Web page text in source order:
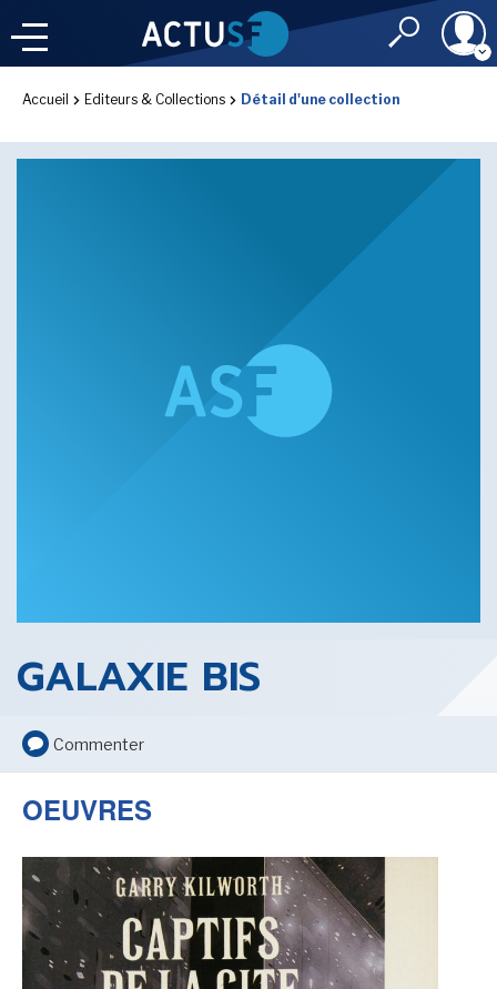
Identifiant
LES UTOPIALES 2025
CINÉMA ET SÉRIES
LES ACTUALITÉS DE J.R.R. TOLKIEN
Accueil Editeurs & Collections Détail d'une collection
GALAXIE BIS
Commenter
OEUVRES